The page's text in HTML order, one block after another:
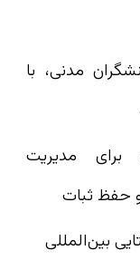
مدنی، با
برای مدیریت
و حفظ ثبات
بین‌المللی